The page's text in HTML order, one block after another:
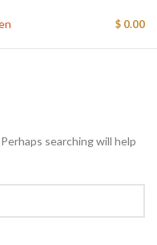
$ 0.00
searching will help